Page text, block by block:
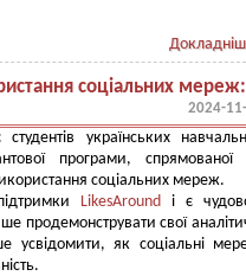
соціальних мереж:
2024-
українських
програми, спрямованої
соціальних мереж.
LikesAroundі є
продемонструвати свої
усвідомити, як соціальні